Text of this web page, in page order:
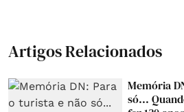
Artigos Relacionados
Memória
só...